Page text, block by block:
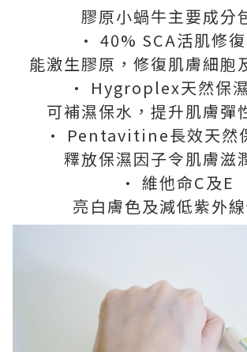
膠原小蝸牛主要成分
· 40% SCA活肌修
能激生膠原，修復肌膚細胞
· Hygroplex天然保
可補濕保水，提升肌膚彈
· Pentavitine長效天然
釋放保濕因子令肌膚滋
· 維他命C及E
亮白膚色及減低紫外